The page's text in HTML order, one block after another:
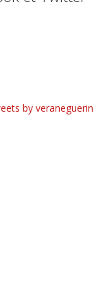
by veraneguerin